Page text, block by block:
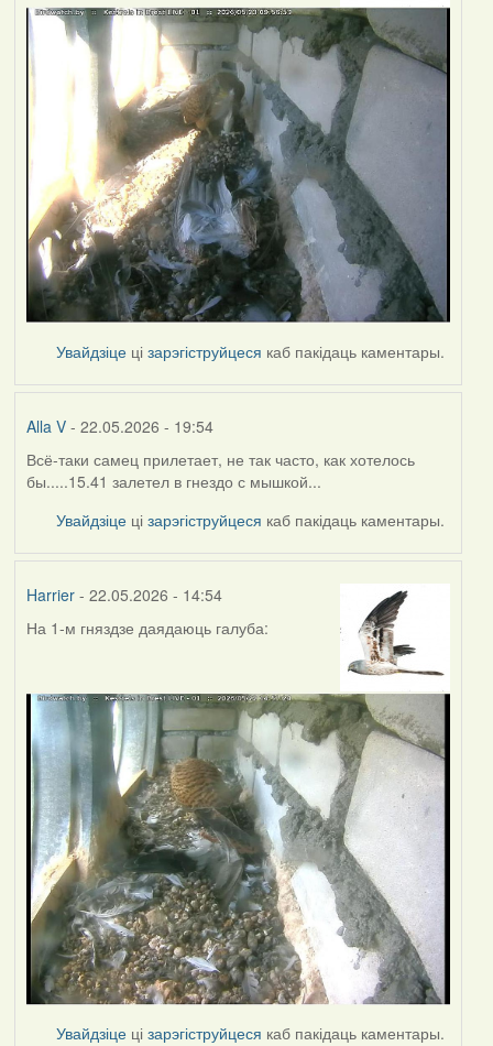
Увайдзіце цізарэгіструйцеся каб пакідаць каментары.
Alla V- 22.05.2026 - 19:54
Всё-таки самец прилетает, не так часто, как хотелось
бы.....15.41 залетел в гнездо с мышкой...
Увайдзіце цізарэгіструйцеся каб пакідаць каментары.
Harrier- 22.05.2026 - 14:54
На 1-м гняздзе даядаюць галуба:
Увайдзіце цізарэгіструйцеся каб пакідаць каментары.